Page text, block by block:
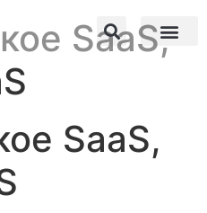
SaaS,
SaaS,